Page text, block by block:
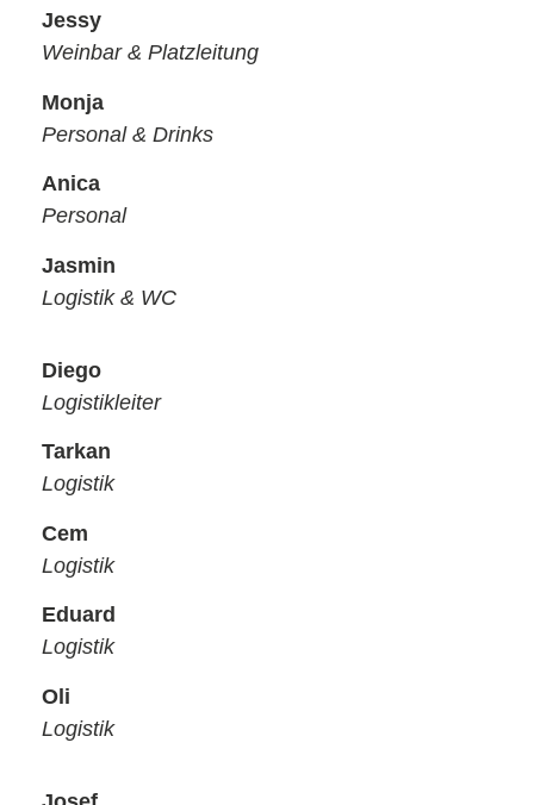
Jessy
Weinbar & Platzleitung
Monja
Personal & Drinks
Anica
Personal
Jasmin
Logistik & WC
Diego
Logistikleiter
Tarkan
Logistik
Cem
Logistik
Eduard
Logistik
Oli
Logistik